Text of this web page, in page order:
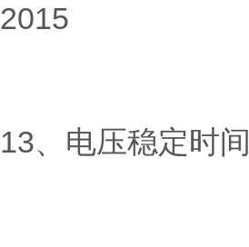
2015
13、电压稳定时间